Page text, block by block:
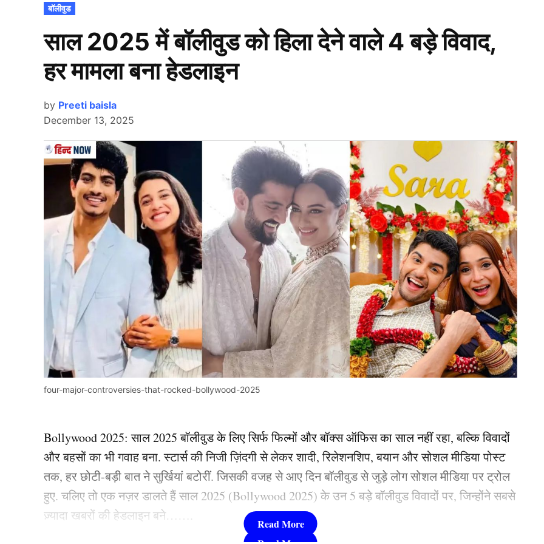
POSTED
IN
बॉलीवुड
साल 2025 में बॉलीवुड को हिला देने वाले 4 बड़े विवाद,
हर मामला बना हेडलाइन
by Preeti baisla
December 13, 2025
four-major-controversies-that-rocked-bollywood-2025
Bollywood 2025: साल 2025 बॉलीवुड के लिए सिर्फ फिल्मों और बॉक्स ऑफिस का साल नहीं रहा, बल्कि विवादों
और बहसों का भी गवाह बना. स्टार्स की निजी ज़िंदगी से लेकर शादी, रिलेशनशिप, बयान और सोशल मीडिया पोस्ट
तक, हर छोटी-बड़ी बात ने सुर्खियां बटोरीं. जिसकी वजह से आए दिन बॉलीवुड से जुड़े लोग सोशल मीडिया पर ट्रोल
हुए. चलिए तो एक नज़र डालते हैं साल 2025 (Bollywood 2025) के उन 5 बड़े बॉलीवुड विवादों पर, जिन्होंने सबसे
ज़्यादा खबरों की हेडलाइन बने…….